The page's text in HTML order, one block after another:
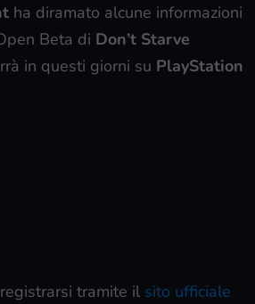
ha diramato alcune informazioni
Beta di Don’t Starve
in questi giorni su PlayStation
tramite il sito ufficiale